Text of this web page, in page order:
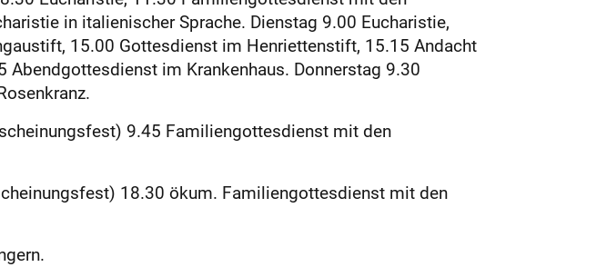
in italienischer Sprache. Dienstag 9.00 Eucharistie,
15.00 Gottesdienst im Henriettenstift, 15.15 Andacht
im Krankenhaus. Donnerstag 9.30
9.45 Familiengottesdienst mit den
18.30 ökum. Familiengottesdienst mit den